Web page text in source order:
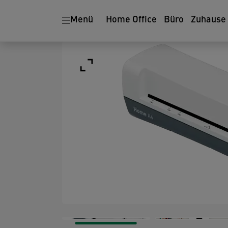
Menü Home Office Büro Zuhause